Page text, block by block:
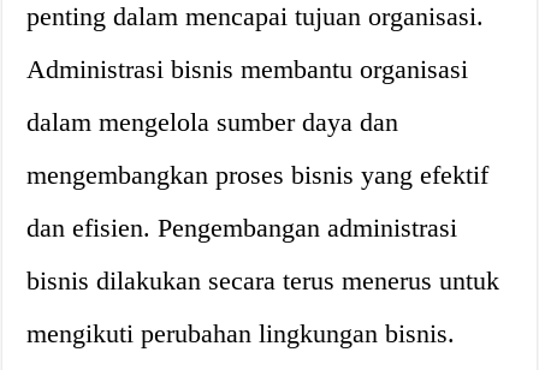
penting dalam mencapai tujuan organisasi.
Administrasi bisnis membantu organisasi
dalam mengelola sumber daya dan
mengembangkan proses bisnis yang efektif
dan efisien. Pengembangan administrasi
bisnis dilakukan secara terus menerus untuk
mengikuti perubahan lingkungan bisnis.